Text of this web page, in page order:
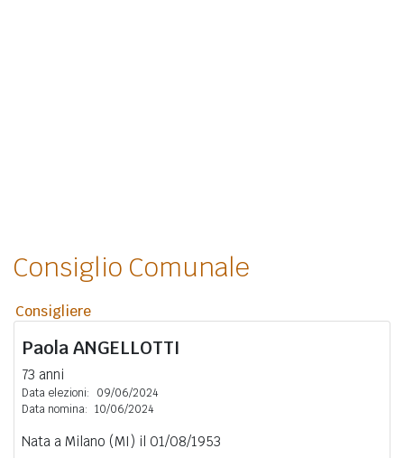
Consiglio Comunale
Consigliere
PaolaANGELLOTTI
73 anni
Data elezioni:
09/06/2024
Data nomina: 10/06/2024
Nata a Milano (MI) il 01/08/1953